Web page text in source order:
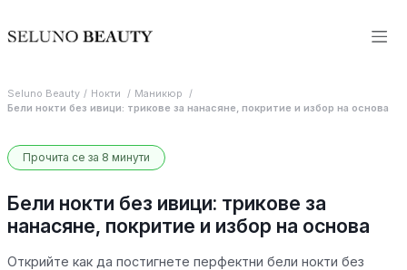
Seluno Beauty Нокти
Маникюр
Бели нокти без ивици: трикове за нанасяне, покритие и избор на основа
Прочита се за 8 минути
Бели нокти без ивици: трикове за
нанасяне, покритие и избор на основа
Открийте как да постигнете перфектни бели нокти без